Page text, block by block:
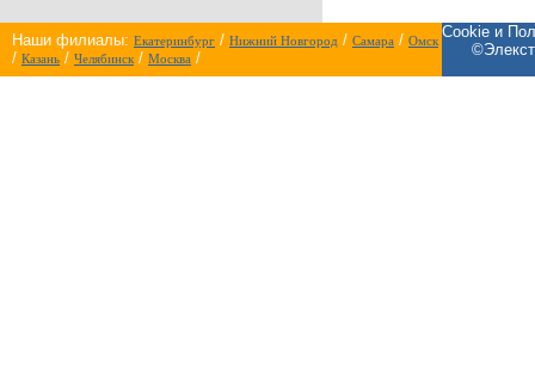
Наши филиалы: Екатеринбург / Нижний Новгород / Самара / Омск
/ Казань / Челябинск/ Москва /
Cookie и